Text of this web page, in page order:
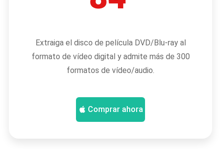
Extraiga el disco de película DVD/Blu-ray al
formato de vídeo digital y admite más de 300
formatos de vídeo/audio.
Comprar ahora